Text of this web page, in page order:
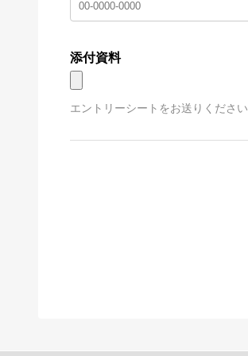
添付資料
エントリーシートをお送りください